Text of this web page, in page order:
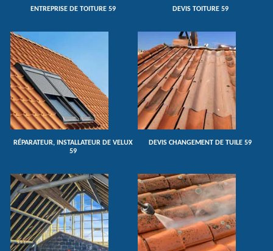
ENTREPRISE DE TOITURE 59 DEVIS TOITURE 59
RÉPARATEUR, INSTALLATEUR DE VELUX
59
DEVIS CHANGEMENT DE TUILE 59